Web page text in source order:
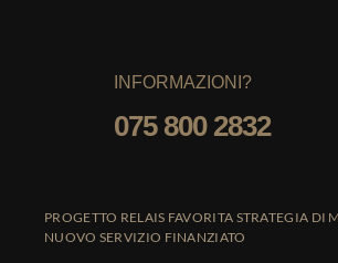
INFORMAZIONI?
075 800 2832
PROGETTO RELAIS FAVORITA STRATEGIA DI
NUOVO SERVIZIO FINANZIATO